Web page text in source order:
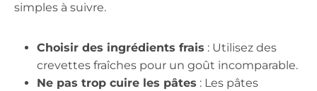
simples à suivre.
Choisir des ingrédients frais : Utilisez des
crevettes fraîches pour un goût incomparable.
Ne pas trop cuire les pâtes : Les pâtes